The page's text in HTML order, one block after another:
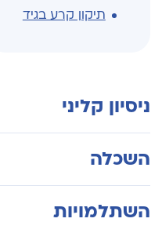
תיקון קרע בגיד
ניסיון קליני
לווינשטיין, רעננה
השכלה
אביב
השתלמויות